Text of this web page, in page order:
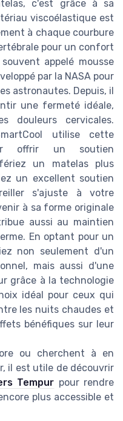
c'est grâce à sa
viscoélastique est
à chaque courbure
pour un confort
appelé mousse
par la NASA pour
astronautes. Depuis, il
une fermeté idéale,
douleurs cervicales.
utilise cette
offrir un soutien
un matelas plus
un excellent soutien
s'ajuste à votre
à sa forme originale
aussi au maintien
En optant pour un
non seulement d'un
mais aussi d'une
grâce à la technologie
idéal pour ceux qui
les nuits chaudes et
bénéfiques sur leur
ou cherchent à en
il est utile de découvrir
Tempur pour rendre
plus accessible et